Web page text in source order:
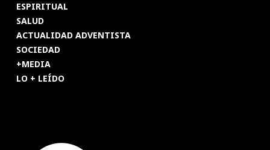
ESPIRITUAL
SALUD
ACTUALIDAD ADVENTISTA
SOCIEDAD
+MEDIA
LO + LEÍDO